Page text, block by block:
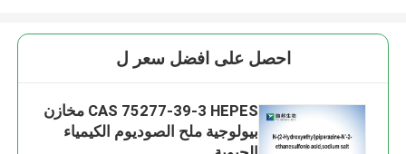
احصل على افضل سعر ل
CAS 75277-39-3 HEPES مخازن
بيولوجية ملح الصوديوم الكيمياء